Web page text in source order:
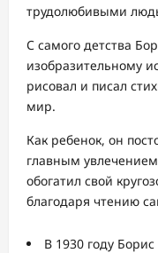
трудолюбивыми
С самого детства
изобразительному
рисовал и писал
мир.
Как ребенок, он
главным
обогатил свой
благодаря чтению
В 1930 году